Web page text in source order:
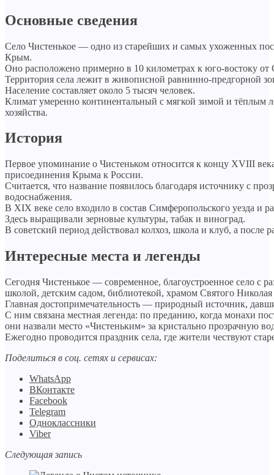
Основные сведения
Село Чистенькое — одно из старейших и самых ухоженных
Крым.
Оно расположено примерно в 10 километрах к юго-востоку от
Территория села лежит в живописной равнинно-предгорной
Население составляет около 5 тысяч человек.
Климат умеренно континентальный с мягкой зимой и тёплым
хозяйства.
История
Первое упоминание о Чистеньком относится к концу XVIII
присоединения Крыма к России.
Считается, что название появилось благодаря источнику с
водоснабжения.
В XIX веке село входило в состав Симферопольского уезда и
Здесь выращивали зерновые культуры, табак и виноград.
В советский период действовал колхоз, школа и клуб, а
Интересные места и легенды
Сегодня Чистенькое — современное, благоустроенное село с
школой, детским садом, библиотекой, храмом Святого
Главная достопримечательность — природный источник,
С ним связана местная легенда: по преданию, когда монахи
они назвали место «Чистеньким» за кристально прозрачную
Ежегодно проводится праздник села, где жители чествуют
Поделиться в соц. сетях и сервисах:
WhatsApp
ВКонтакте
Facebook
Telegram
Одноклассники
Viber
Следующая запись